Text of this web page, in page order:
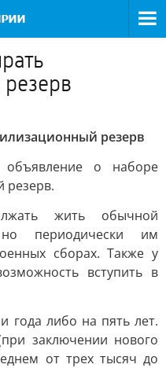
резерв
о наборе
резерв.
жить обычной
периодически им
сборах. Также у
вступить в
года либо на пять лет.
заключении нового
от трех тысяч до